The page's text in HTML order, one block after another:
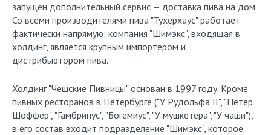
запущен дополнительный сервис — доставка пива на дом.
Со всеми производителями пива "Тухерхаус" работает
фактически напрямую: компания "Шимэкс", входящая в
холдинг, является крупным импортером и
дистрибьютором пива.
Холдинг "Чешские Пивницы" основан в 1997 году. Кроме
пивных ресторанов в Петербурге ("У Рудольфа II", "Петер
Шоффер", "Гамбринус", "Богемиус", "У мушкетера", "У чаши"),
в его состав входит подразделение "Шимэкс", которое